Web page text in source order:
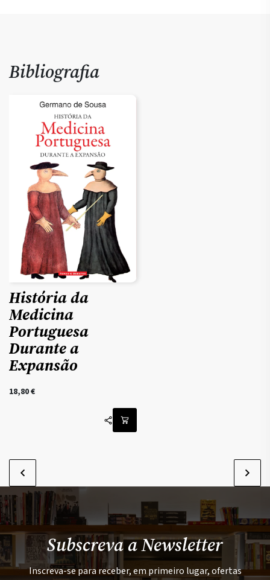
Bibliografia
História da
Medicina
Portuguesa
Durante a
Expansão
18,80€
Subscreva a Newsletter
Inscreva-se para receber, em primeiro lugar, ofertas